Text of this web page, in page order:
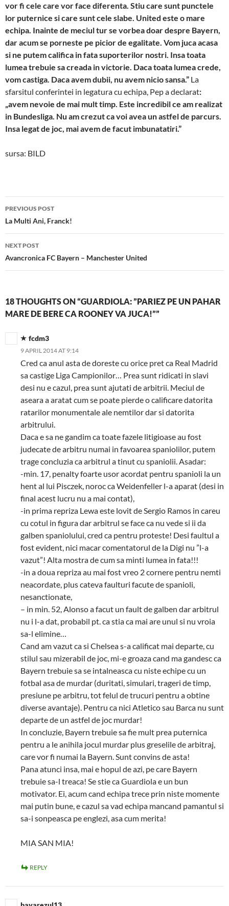
vor fi cele care vor face diferenta. Stiu care sunt punctele
lor puternice si care sunt cele slabe. United este o mare
echipa. Inainte de meciul tur se vorbea doar despre Bayern,
dar acum se porneste pe picior de egalitate. Vom juca acasa
si ne putem califica in fata suporterilor nostri. Insa toata
lumea trebuie sa creada in victorie. Daca toata lumea crede,
vom castiga. Daca avem dubii, nu avem nicio sansa.” La
sfarsitul conferintei in legatura cu echipa, Pep a declarat:
„avem nevoie de mai mult timp. Este incredibil ce am realizat
in Bundesliga. Nu am crezut ca voi avea un astfel de parcurs.
Insa legat de joc, mai avem de facut imbunatatiri.”
sursa: BILD
Post
navigation
PREVIOUS POST
La Multi Ani, Franck!
NEXT POST
Avancronica FC Bayern – Manchester United
18 THOUGHTS ON “GUARDIOLA: ”PARIEZ PE UN PAHAR
MARE DE BERE CA ROONEY VA JUCA!””
fcdm3
9 APRIL 2014 AT 9:14
Cred ca anul asta de doreste cu orice pret ca Real Madrid
sa castige Liga Campionilor… Prea sunt ridicati in slavi
desi nu e cazul, prea sunt ajutati de arbitrii. Meciul de
aseara a aratat cum se poate pierde o calificare datorita
ratarilor monumentale ale nemtilor dar si datorita
arbitrului.
Daca e sa ne gandim ca toate fazele litigioase au fost
judecate de arbitru numai in favoarea spaniolilor, putem
trage concluzia ca arbitrul a tinut cu spaniolii. Asadar:
-min. 17, penalty foarte usor acordat pentru spanioli la un
hent al lui Pisczek, noroc ca Weidenfeller l-a aparat (desi in
final acest lucru nu a mai contat),
-in prima repriza Lewa este lovit de Sergio Ramos in careu
cu cotul in figura dar arbitrul se face ca nu vede si ii da
galben spaniolului, cred ca pentru proteste! Desi faultul a
fost evident, nici macar comentatorul de la Digi nu ”l-a
vazut”! Alta mostra de cum sa minti lumea in fata!!!
-in a doua repriza au mai fost vreo 2 cornere pentru nemti
neacordate, plus cateva faulturi facute de spanioli,
nesanctionate,
– in min. 52, Alonso a facut un fault de galben dar arbitrul
nu i l-a dat, probabil pt. ca stia ca mai are unul si nu vroia
sa-l elimine…
Cand am vazut ca si Chelsea s-a calificat mai departe, cu
stilul sau mizerabil de joc, mi-e groaza cand ma gandesc ca
Bayern trebuie sa se intalneasca cu niste echipe cu un
fotbal asa de murdar (duritati, simulari, trageri de timp,
presiune pe arbitru, tot felul de trucuri pentru a obtine
diverse avantaje). Pentru ca nici Atletico sau Barca nu sunt
departe de un astfel de joc murdar!
In concluzie, Bayern trebuie sa fie mult prea puternica
pentru a le anihila jocul murdar plus greselile de arbitraj,
care vor fi numai la Bayern. Sunt convins de asta!
Pana atunci insa, mai e hopul de azi, pe care Bayern
trebuie sa-l treaca! Se stie ca Guardiola e un bun
motivator. Ei, acum cand echipa trece prin niste momente
mai putin bune, e cazul sa vad echipa mancand pamantul si
sa-i sonpeasca pe englezi, asa cum merita!
MIA SAN MIA!
REPLY